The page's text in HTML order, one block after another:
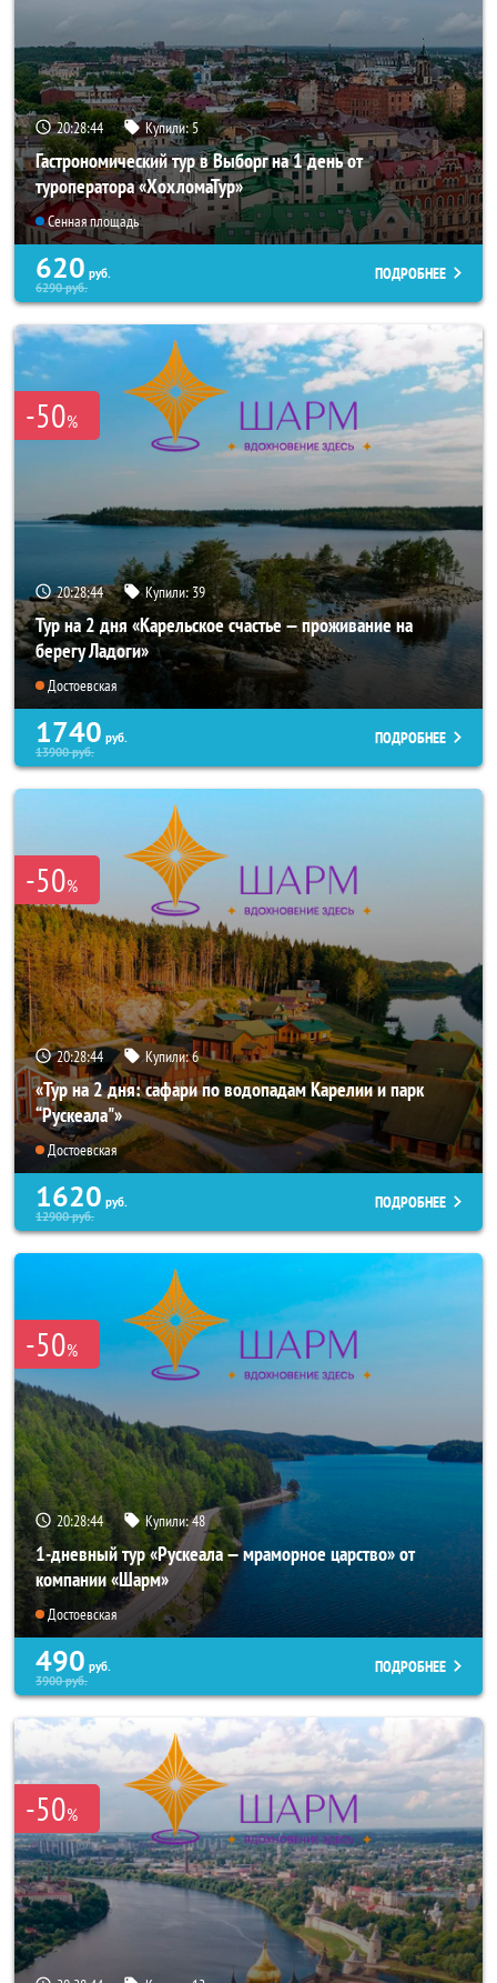
20:28:43 Купили:5
Гастрономический тур в Выборг на 1 день от
туроператора «ХохломаТур»
Сенная площадь
620 руб.
6290руб.
ПОДРОБНЕЕ
-50%
20:28:43 Купили:39
Тур на 2 дня «Карельское счастье — проживание на
берегу Ладоги»
Достоевская
1740 руб.
13900руб.
ПОДРОБНЕЕ
-50%
20:28:43 Купили:6
«Тур на 2 дня: сафари по водопадам Карелии и парк
“Рускеала"»
Достоевская
1620 руб.
12900руб.
ПОДРОБНЕЕ
-50%
20:28:43 Купили:48
1-дневный тур «Рускеала — мраморное царство» от
компании «Шарм»
Достоевская
490 руб.
3900руб.
ПОДРОБНЕЕ
-50%